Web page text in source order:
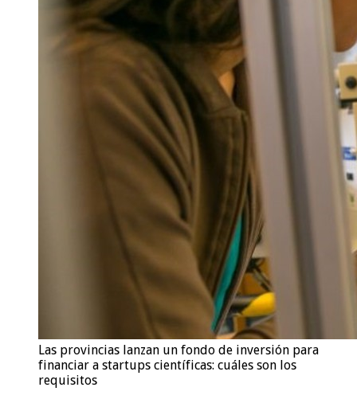
Las provincias lanzan un fondo de inversión para
financiar a startups científicas: cuáles son los
requisitos